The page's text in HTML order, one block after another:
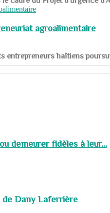
agroalimentaire
entrepreneurs haïtiens
demeurer fidèles à leur...
de Dany Laferrière